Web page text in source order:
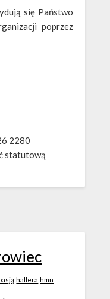
się Państwo
poprzez
2280
statutową
hallera hmn